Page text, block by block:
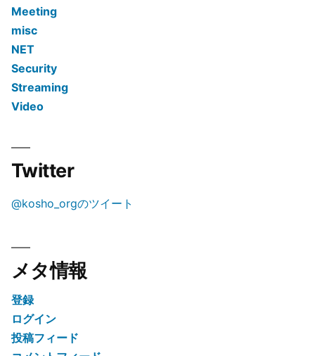
Meeting
misc
NET
Security
Streaming
Video
Twitter
@kosho_orgのツイート
メタ情報
登録
ログイン
投稿フィード